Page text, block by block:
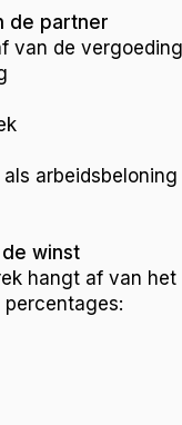
de partner
van de
arbeidsbeloning
winst
hangt af van